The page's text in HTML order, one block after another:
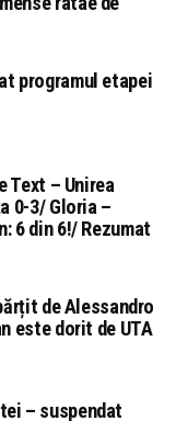
programul etapei
Text – Unirea
0-3/ Gloria –
6 din 6!/ Rezumat
de Alessandro
este dorit de UTA
– suspendat